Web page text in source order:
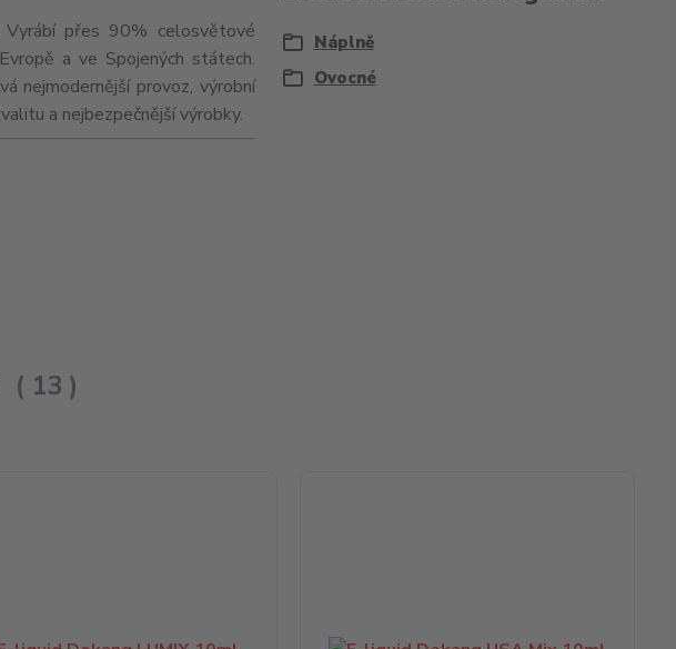
Vyrábí přes 90% celosvětové
a ve Spojených státech.
nejmodernější provoz, výrobní
a nejbezpečnější výrobky.
Náplně
Ovocné
13